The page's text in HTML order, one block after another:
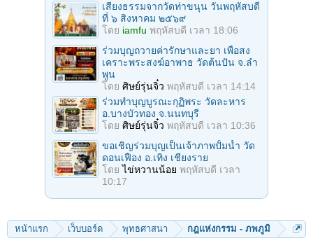
เสียงธรรมจากวัดท่าขนุน วันพฤหัสบดี
ที่ ๖ สิงหาคม ๒๕๖๙
โดย iamfu พฤหัสบดี เวลา 18:06
ร่วมบุญถวายค่ารักษาและยา เพื่อสง
เคราะพระสงฆ์อาพาธ วัดต้นปัน จ.ลํา
พูน
โดย ศิษย์รุ่นจิ๋ว พฤหัสบดี เวลา 14:14
ร่วมทําบุญบูรณะกุฏิพระ วัดละหาร
อ.บางบัวทอง จ.นนทบุรี
โดย ศิษย์รุ่นจิ๋ว พฤหัสบดี เวลา 10:36
ขอเชิญร่วมบุญเป็นเจ้าภาพปั้มน้ำ วัด
ดอนเฟือง อ.เทิง เชียงราย
โดยไข่หวานน้อย พฤหัสบดี เวลา
10:17
หน้าแรก เว็บบอร์ด พุทธศาสนา กฎแห่งกรรม - ภพภูมิ